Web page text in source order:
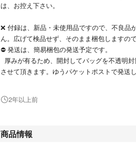
は、お控え下さい。
❌ 付録は、新品・未使用品ですので、不良品
ん。広げて検品せず、そのまま梱包しますの
⛔ 発送は、簡易梱包の発送予定です。
厚みが有るため、開封してバッグを不透明
させて頂きます。ゆうパケットポストで発送
❌ お値下げも考えておりませんので、即買い
⛔ ＰＣにて取引を進めております。日中も仕
2年以上前
商品情報